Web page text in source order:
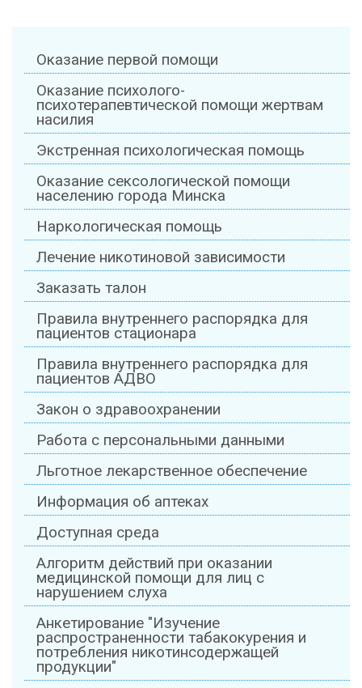
Оказание первой помощи
Оказание психолого-
психотерапевтической помощи жертвам
насилия
Экстренная психологическая помощь
Оказание сексологической помощи
населению города Минска
Наркологическая помощь
Лечение никотиновой зависимости
Заказать талон
Правила внутреннего распорядка для
пациентов стационара
Правила внутреннего распорядка для
пациентов АДВО
Закон о здравоохранении
Работа с персональными данными
Льготное лекарственное обеспечение
Информация об аптеках
Доступная среда
Алгоритм действий при оказании
медицинской помощи для лиц с
нарушением слуха
Анкетирование "Изучение
распространенности табакокурения и
потребления никотинсодержащей
продукции"